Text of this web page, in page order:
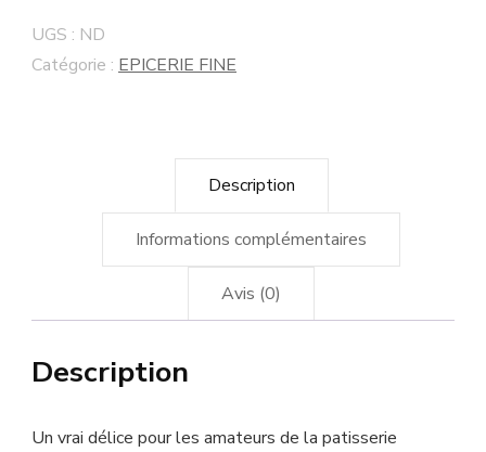
UGS : ND
Catégorie : EPICERIE FINE
Description
Informations complémentaires
Avis (0)
Description
Un vrai délice pour les amateurs de la patisserie